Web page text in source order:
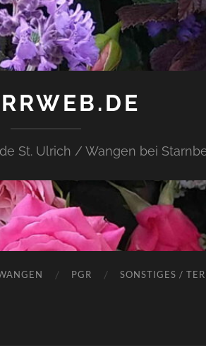
St. Ulrich / Wangen bei
PGR SONSTIGES /